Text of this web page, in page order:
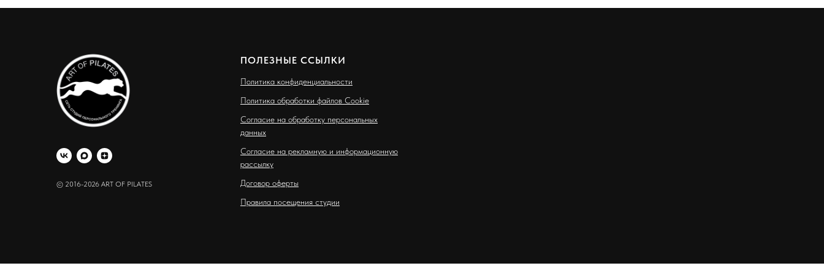
© 2016-2026 ART OF PILATES
ПОЛЕЗНЫЕ ССЫЛКИ
Политика конфиденциальности
Политика обработки файлов Cookie
Согласие на обработку персональных
данных
Согласие на рекламную и информационную
рассылку
Договор оферты
Правила посещения студии